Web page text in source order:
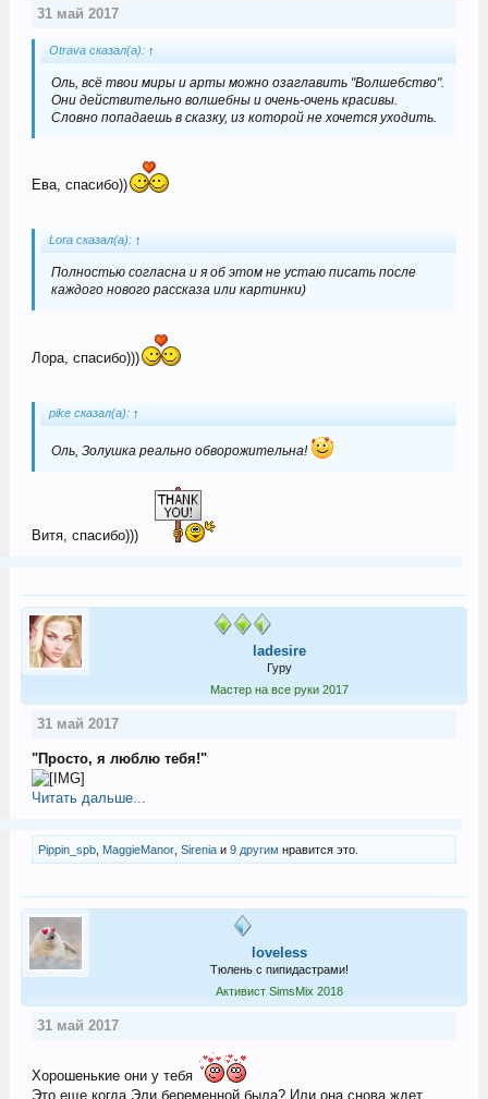
31 май 2017
Otrava сказал(а): ↑
Оль, всё твои миры и арты можно озаглавить "Волшебство".
Они действительно волшебны и очень-очень красивы.
Словно попадаешь в сказку, из которой не хочется уходить.
Ева, спасибо))
Lora сказал(а): ↑
Полностью согласна и я об этом не устаю писать после
каждого нового рассказа или картинки)
Лора, спасибо)))
pike сказал(а): ↑
Оль, Золушка реально обворожительна!
Витя, спасибо)))
ladesire
Гуру
Мастер на все руки 2017
31 май 2017
"Просто, я люблю тебя!"
Читать дальше...
Pippin_spb, MaggieManor, Sireniaи 9 другим нравится это.
loveless
Тюлень с пипидастрами!
Активист SimsMix 2018
31 май 2017
Хорошенькие они у тебя
Это еще когда Эли беременной была? Или она снова ждет